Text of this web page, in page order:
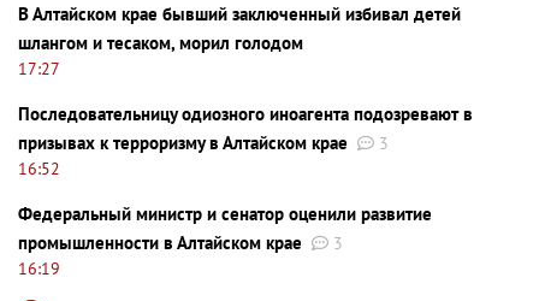
В Алтайском крае бывший заключенный избивал детей
шлангом и тесаком, морил голодом
17:27
Последовательницу одиозного иноагента подозревают в
призывах к терроризму в Алтайском крае
3
16:52
Федеральный министр и сенатор оценили развитие
промышленности в Алтайском крае
3
16:19